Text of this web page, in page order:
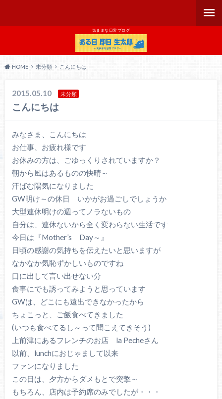
気ままな日常ブログ
HOME 未分類 こんにちは
2015.05.10 未分類
こんにちは
みなさま、こんにちは
お仕事、お疲れ様です
お休みの方は、ごゆっくりされていますか？
朝から風はあるものの快晴～
汗ばむ陽気になりました
GW明け～の休日 いかがお過ごしでしょうか
大型連休明けの週ってノラないもの
自分は、連休ないから全く変わらない生活です
今日は『Mother’s Day～』
日頃の感謝の気持ちを伝えたいと思いますが
なかなか気恥ずかしいものですね
口に出して言い出せない分
食事にでも誘ってみようと思っています
GWは、どこにも遠出できなかったから
ちょこっと、ご飯食べてきました
(いつも食べてるし～って聞こえてきそう)
上前津にあるフレンチのお店 la Pecheさん
以前、lunchにおじゃまして以来
ファンになりました
この日は、夕方からダメもとで突撃～
もちろん、店内は予約席のみでしたが・・・